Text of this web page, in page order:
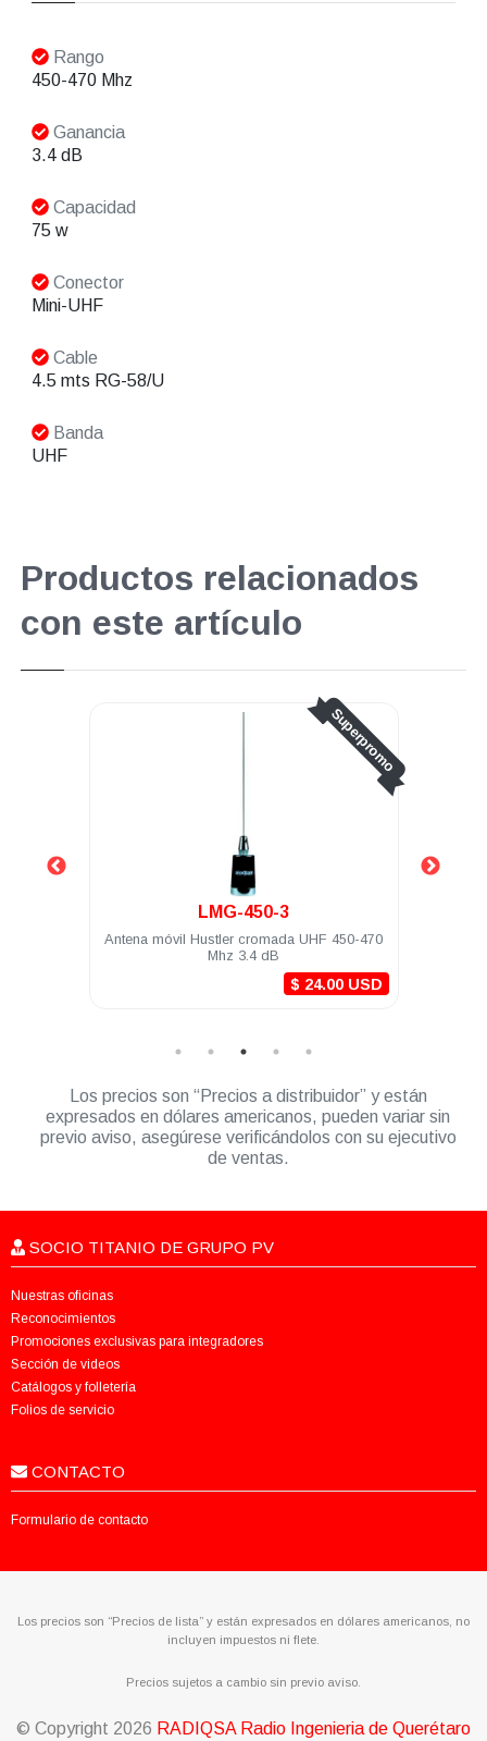
Rango
450-470 Mhz
Ganancia
3.4 dB
Capacidad
75 w
Conector
Mini-UHF
Cable
4.5 mts RG-58/U
Banda
UHF
Productos relacionados
con este artículo
Superpromo
LMG-450-3
Antena móvil Hustler cromada UHF 450-470
$ 24.00 USD
Antena móvil
Los precios son “Precios a distribuidor” y están
expresados en dólares americanos, pueden variar sin
previo aviso, asegúrese verificándolos con su ejecutivo
de ventas.
SOCIO TITANIO DE GRUPO PV
Nuestras oficinas
Reconocimientos
Promociones exclusivas para integradores
Sección de videos
Catálogos y folletería
Folios de servicio
CONTACTO
Formulario de contacto
Los precios son “Precios de lista” y están expresados en dólares americanos, no
incluyen impuestos ni flete.
Precios sujetos a cambio sin previo aviso.
© Copyright 2026 RADIQSA Radio Ingenieria de Querétaro